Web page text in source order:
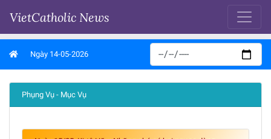
VietCatholic News
Ngày 14-05-2026
Phụng Vụ - Mục Vụ